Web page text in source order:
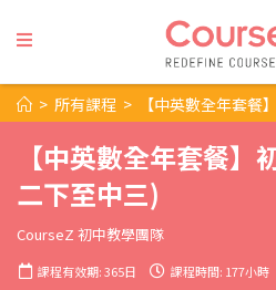
> 所有課程 > 【中英數全年套餐
【中英數全年套餐】
二下至中三)
CourseZ 初中教學團隊
課程有效期: 365日 課程時間: 177小時